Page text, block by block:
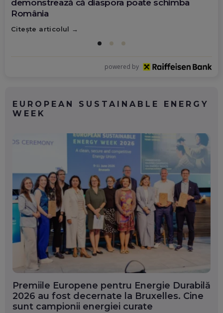
demonstrează că diaspora poate schimba
România
Citește articolul
powered by
EUROPEAN SUSTAINABLE ENERGY
WEEK
Premiile Europene pentru Energie Durabilă
2026 au fost decernate la Bruxelles. Cine
sunt campionii energiei curate